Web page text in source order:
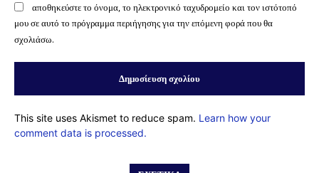
αποθηκεύστε το όνομα, το ηλεκτρονικό ταχυδρομείο και τον ιστότοπό
μου σε αυτό το πρόγραμμα περιήγησης για την επόμενη φορά που θα
σχολιάσω.
This site uses Akismet to reduce spam. Learn how your
comment data is processed.